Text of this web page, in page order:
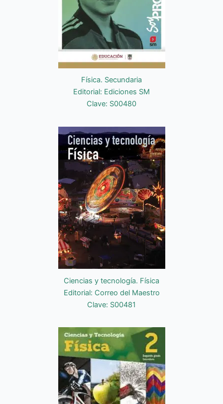
Física. Secundaria
Editorial: Ediciones SM
Clave: S00480
Ciencias y tecnología. Física
Editorial: Correo del Maestro
Clave: S00481